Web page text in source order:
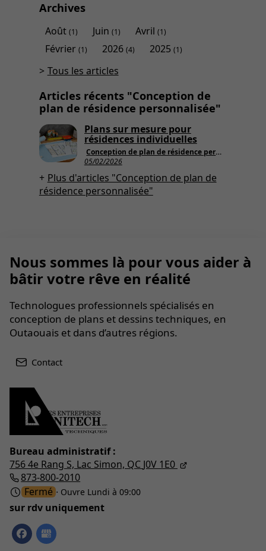
Archives
Août (1) Juin(1) Avril(1)
Février (1) 2026(4) 2025(1)
Tous les articles
Articles récents "Conception de
plan de résidence personnalisée"
Conception de plan de résidence personnalisée
05/02/2026
Plans sur mesure pour
résidences individuelles
Plus d'articles "Conception de plan de
résidence personnalisée"
Bureau administratif :
756 4e Rang S, Lac Simon, QC J0V 1E0
873-800-2010
Fermé ⋅ Ouvre Lundi à 09:00
sur rdv uniquement
Nous sommes là pour vous aider à
bâtir votre rêve en réalité
Technologues professionnels spécialisés en
conception de plans et dessins techniques, en
Outaouais et dans d’autres régions.
Contact